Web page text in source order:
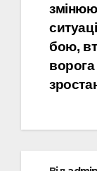
бою,
ворога